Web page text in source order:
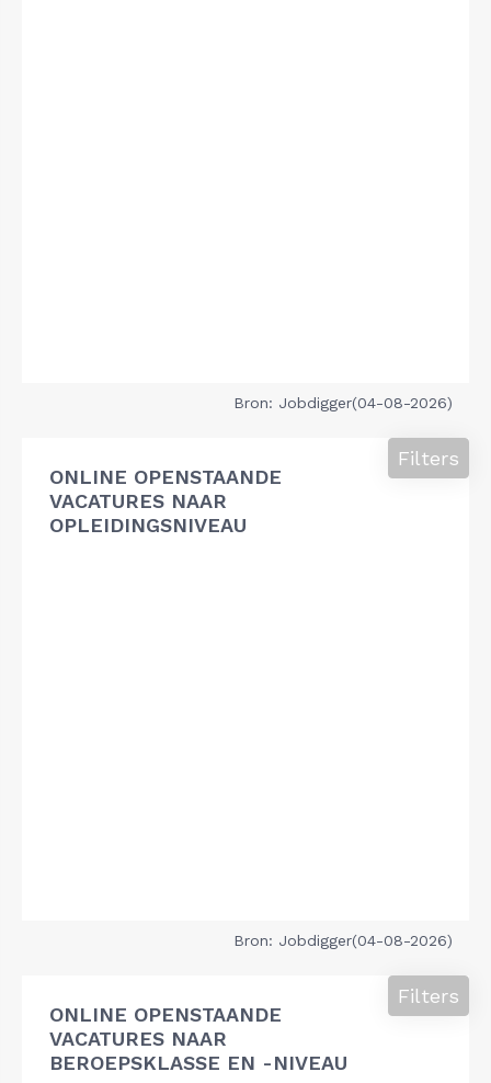
Bron: Jobdigger(04-08-2026)
ONLINE OPENSTAANDE
VACATURES NAAR
OPLEIDINGSNIVEAU
Filters
Bron: Jobdigger(04-08-2026)
ONLINE OPENSTAANDE
VACATURES NAAR
BEROEPSKLASSE EN -NIVEAU
Filters